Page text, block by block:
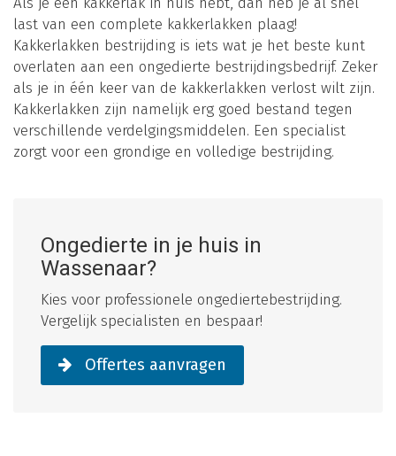
last van een complete kakkerlakken plaag!
Kakkerlakken bestrijding is iets wat je het beste kunt
overlaten aan een ongedierte bestrijdingsbedrijf. Zeker
als je in één keer van de kakkerlakken verlost wilt zijn.
Kakkerlakken zijn namelijk erg goed bestand tegen
verschillende verdelgingsmiddelen. Een specialist
zorgt voor een grondige en volledige bestrijding.
Ongedierte in je huis in
Wassenaar?
Kies voor professionele ongediertebestrijding.
Vergelijk specialisten en bespaar!
Offertes aanvragen